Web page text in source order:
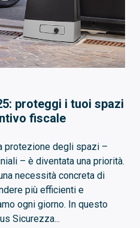
proteggi i tuoi spazi
fiscale
protezione degli spazi –
– è diventata una priorità.
necessità concreta di
più efficienti e
ogni giorno. In questo
Sicurezza...